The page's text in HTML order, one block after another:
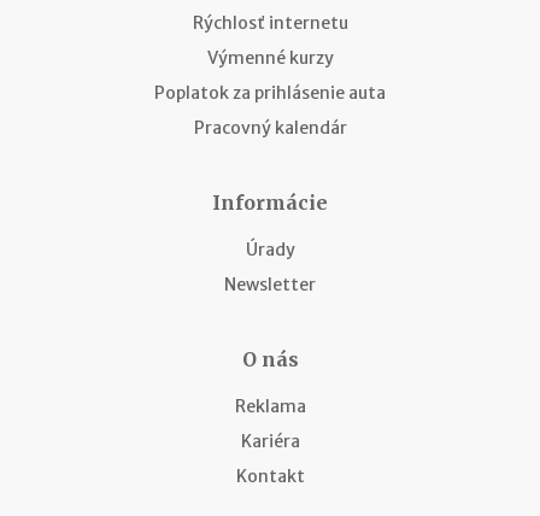
Rýchlosť internetu
Výmenné kurzy
Poplatok za prihlásenie auta
Pracovný kalendár
Informácie
Úrady
Newsletter
O nás
Reklama
Kariéra
Kontakt